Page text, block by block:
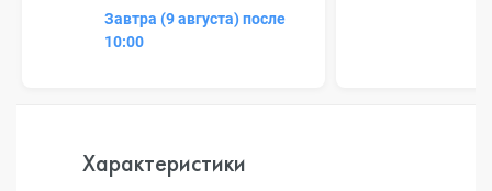
Завтра (9 августа) после
10:00
Характеристики